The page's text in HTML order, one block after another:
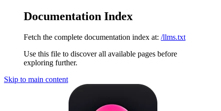
Documentation Index
Fetch the complete documentation index at: /llms.txt
Use this file to discover all available pages before
exploring further.
Skip to main content